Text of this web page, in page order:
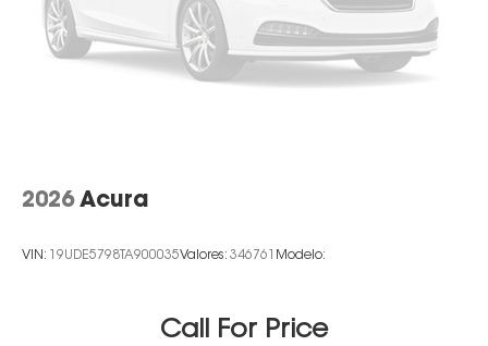
2026 Acura
VIN: 19UDE5798TA900035Valores: 346761 Modelo:
Call For Price